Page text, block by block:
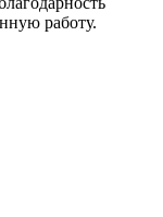
работу.